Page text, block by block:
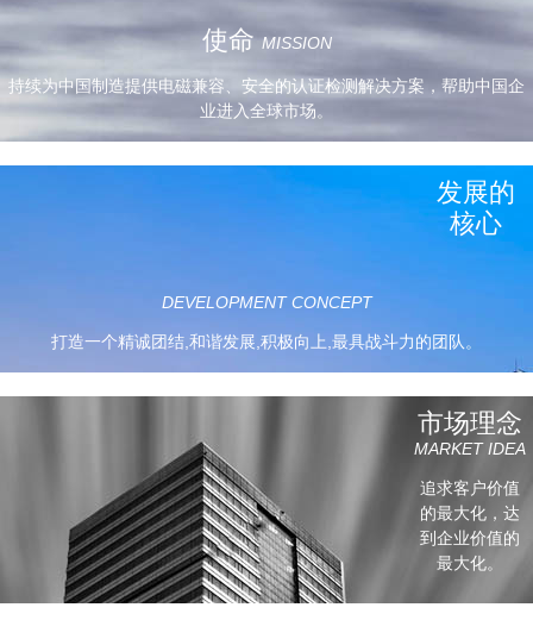
使命MISSION
持续为中国制造提供电磁兼容、安全的认证检测解决方案，帮助中国企
业进入全球市场。
发展的
核心
DEVELOPMENT CONCEPT
打造一个精诚团结,和谐发展,积极向上,最具战斗力的团队。
以情感化管理公司人才，以事业的认同感凝聚人才，
以一流的待遇吸引人才，以关爱的力量感召人才，
以公平的竞争激励人才，以共同的事业留住人才。
市场理念
MARKET IDEA
追求客户价值
的最大化，达
到企业价值的
最大化。